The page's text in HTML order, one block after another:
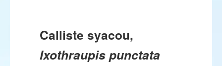
Calliste syacou,
Ixothraupis punctata